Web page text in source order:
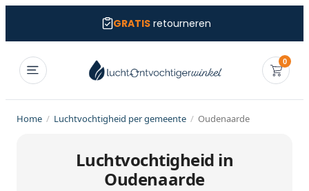
GRATISretourneren
0
Home / Luchtvochtigheid per gemeente / Oudenaarde
Luchtvochtigheid in
Oudenaarde